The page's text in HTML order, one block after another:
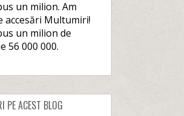
un milion. Am
accesări Multumiri!
un milion de
56 000 000.
PE ACEST BLOG